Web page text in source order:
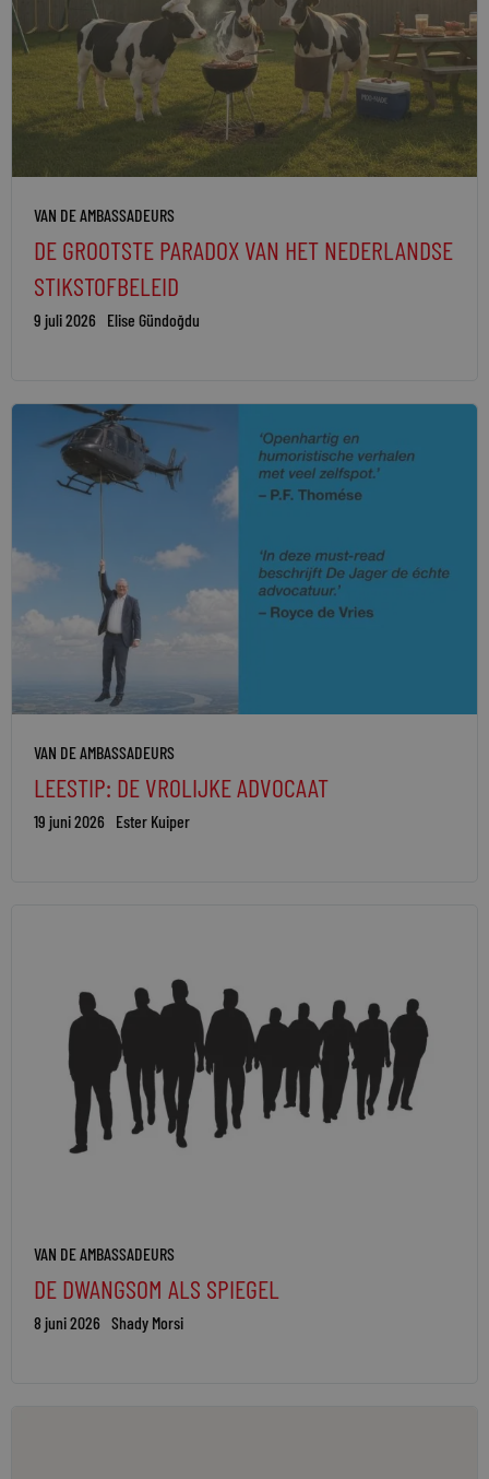
VAN DE AMBASSADEURS
DE GROOTSTE PARADOX VAN HET NEDERLANDSE
STIKSTOFBELEID
9 juli 2026 Elise Gündoğdu
VAN DE AMBASSADEURS
LEESTIP: DE VROLIJKE ADVOCAAT
19 juni 2026 Ester Kuiper
VAN DE AMBASSADEURS
DE DWANGSOM ALS SPIEGEL
8 juni 2026 Shady Morsi